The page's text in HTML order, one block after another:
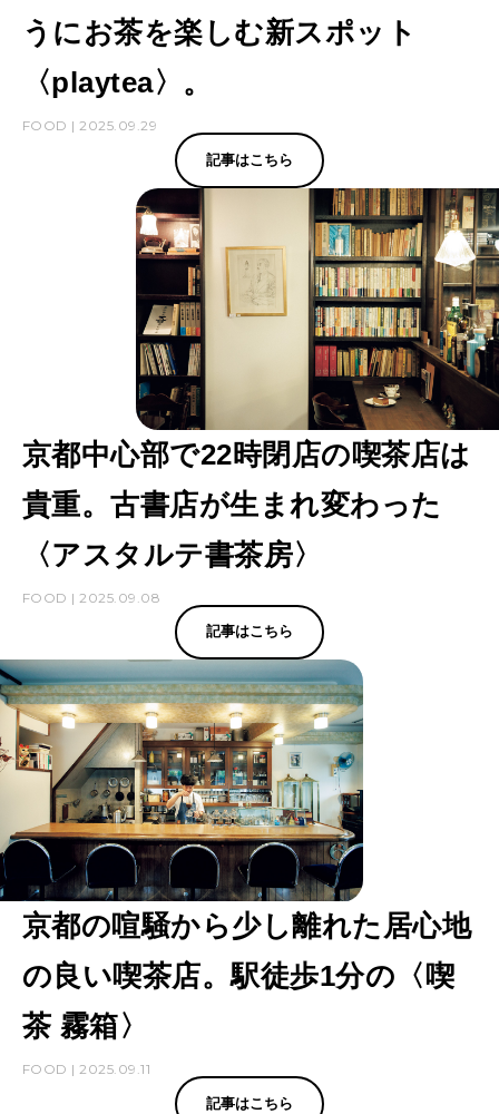
うにお茶を楽しむ新スポット
〈playtea〉。
FOOD | 2025.09.29
記事はこちら
京都中心部で22時閉店の喫茶店は
貴重。古書店が生まれ変わった
〈アスタルテ書茶房〉
FOOD | 2025.09.08
記事はこちら
京都の喧騒から少し離れた居心地
の良い喫茶店。駅徒歩1分の〈喫
茶 霧箱〉
FOOD | 2025.09.11
記事はこちら